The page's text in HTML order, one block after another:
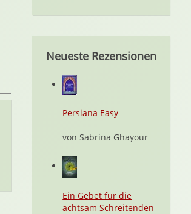
Neueste Rezensionen
Persiana Easy
von Sabrina Ghayour
Ein Gebet für die
achtsam Schreitenden